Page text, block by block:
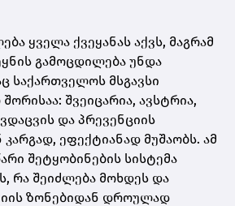
ყველა ქვეყანას აქვს, მაგრამ
გამოცდილება უნდა
საქართველოს მსგავსი
შვეიცარია, ავსტრია,
და პრევენციის
კარგად, ეფექტიანად მუშაობს. ამ
შეტყობინების სისტემა
რა შეიძლება მოხდეს და
ზონებიდან დროულად